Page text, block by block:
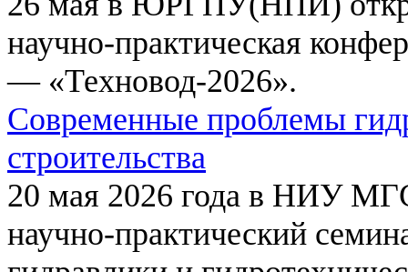
научно-практическая
— «Техновод-2026».
Современные проблемы
строительства
20 мая 2026 года в НИУ
научно-практический